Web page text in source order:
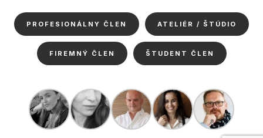
PROFESIONÁLNY ČLEN ATELIÉR / ŠTÚDIO
FIREMNÝ ČLEN ŠTUDENT ČLEN